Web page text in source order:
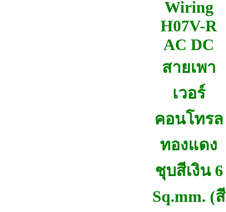
Wiring
H07V-R
AC DC
สายเพา
เวอร์
คอนโทรล
ทองแดง
ชุบสีเงิน 6
Sq.mm. (สี